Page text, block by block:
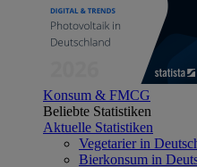
Konsum & FMCG
Beliebte Statistiken
Aktuelle Statistiken
Vegetarier in
Bierkonsum in